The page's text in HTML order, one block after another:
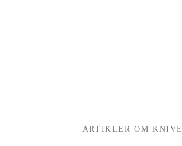
ARTIKLER OM KNIVE